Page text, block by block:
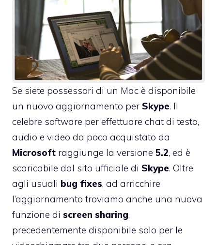
Se siete possessori di un Mac è disponibile
un nuovo aggiornamento per Skype. Il
celebre software per effettuare chat di testo,
audio e video da poco acquistato da
Microsoft raggiunge la versione 5.2, ed è
scaricabile dal sito ufficiale di Skype. Oltre
agli usuali bug fixes, ad arricchire
l’aggiornamento troviamo anche una nuova
funzione di screen sharing,
precedentemente disponibile solo per le